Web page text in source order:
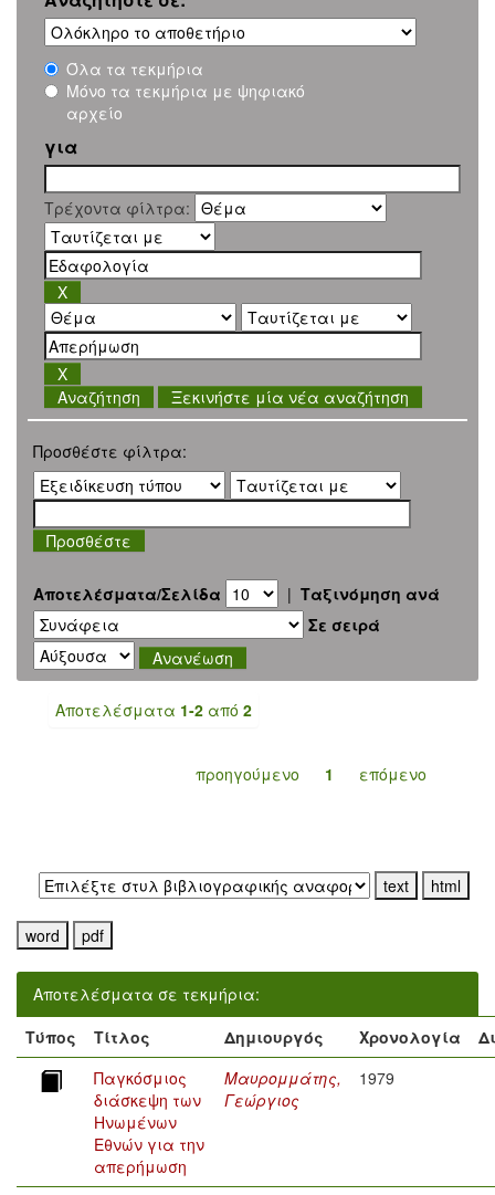
Όλα τα τεκμήρια
Μόνο τα τεκμήρια με ψηφιακό
αρχείο
για
Τρέχοντα φίλτρα:
Ξεκινήστε μία νέα αναζήτηση
Προσθέστε φίλτρα:
Αποτελέσματα/Σελίδα | Ταξινόμηση ανά
Σε σειρά
Αποτελέσματα 1-2 από 2
προηγούμενο 1 επόμενο
Αποτελέσματα σε τεκμήρια:
Τύπος
Τίτλος Δημιουργός Χρονολογία
Παγκόσμιος
διάσκεψη των
Ηνωμένων
Εθνών για την
απερήμωση
Μαυρομμάτης,
Γεώργιος
1979